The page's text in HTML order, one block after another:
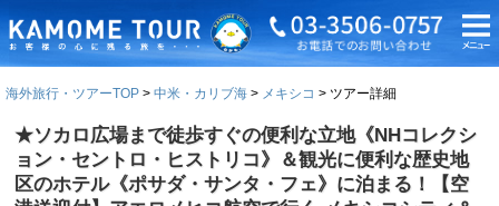
海外旅行・ツアーTOP 中米・カリブ海 メキシコ ツアー詳細
★ソカロ広場まで徒歩すぐの便利な立地《NHコレクシ
ョン・セントロ・ヒストリコ》＆観光に便利な歴史地
区のホテル《ポサダ・サンタ・フェ》に泊まる！【空